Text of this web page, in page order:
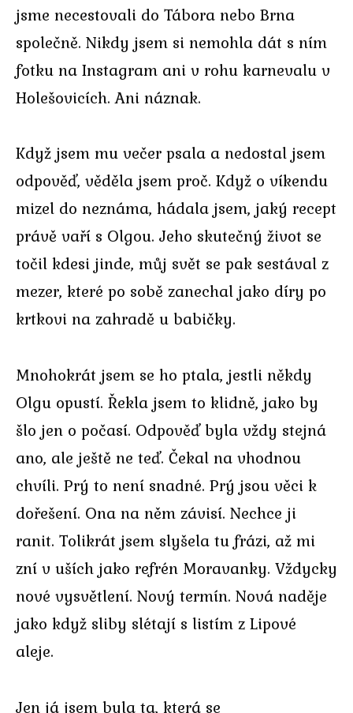
jsme necestovali do Tábora nebo Brna
společně. Nikdy jsem si nemohla dát s ním
fotku na Instagram ani v rohu karnevalu v
Holešovicích. Ani náznak.
Když jsem mu večer psala a nedostal jsem
odpověď, věděla jsem proč. Když o víkendu
mizel do neznáma, hádala jsem, jaký recept
právě vaří s Olgou. Jeho skutečný život se
točil kdesi jinde, můj svět se pak sestával z
mezer, které po sobě zanechal jako díry po
krtkovi na zahradě u babičky.
Mnohokrát jsem se ho ptala, jestli někdy
Olgu opustí. Řekla jsem to klidně, jako by
šlo jen o počasí. Odpověď byla vždy stejná
ano, ale ještě ne teď. Čekal na vhodnou
chvíli. Prý to není snadné. Prý jsou věci k
dořešení. Ona na něm závisí. Nechce ji
ranit. Tolikrát jsem slyšela tu frázi, až mi
zní v uších jako refrén Moravanky. Vždycky
nové vysvětlení. Nový termín. Nová naděje
jako když sliby slétají s listím z Lipové
aleje.
Jen já jsem byla ta, která se